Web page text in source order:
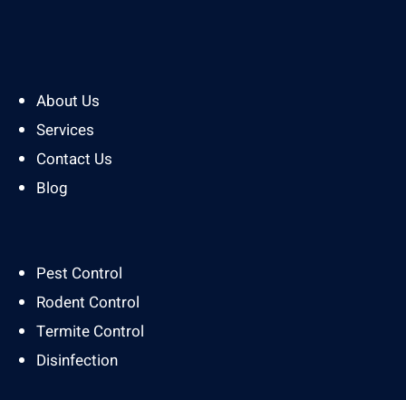
About Us
Services
Contact Us
Blog
Pest Control
Rodent Control
Termite Control
Disinfection